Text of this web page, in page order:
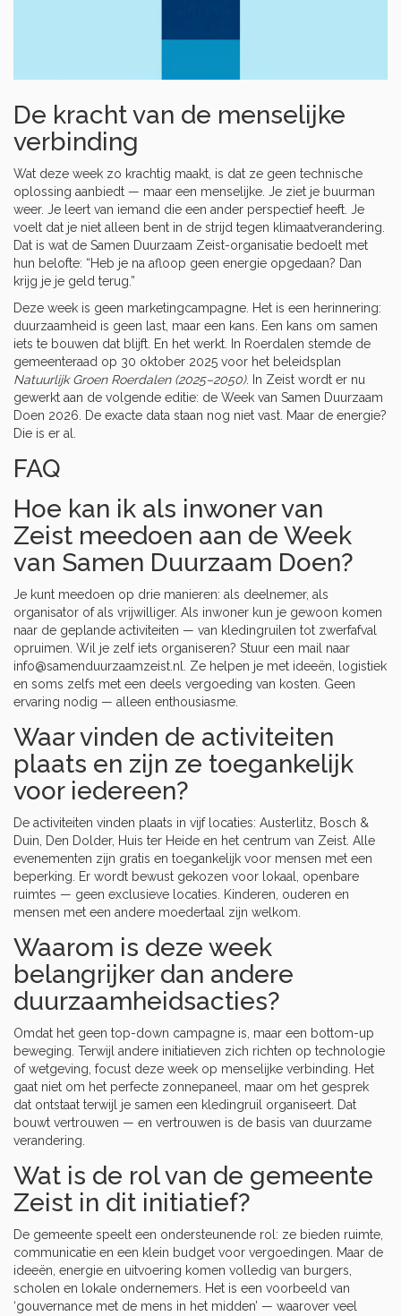
De kracht van de menselijke
verbinding
Wat deze week zo krachtig maakt, is dat ze geen technische
oplossing aanbiedt — maar een menselijke. Je ziet je buurman
weer. Je leert van iemand die een ander perspectief heeft. Je
voelt dat je niet alleen bent in de strijd tegen klimaatverandering.
Dat is wat de Samen Duurzaam Zeist-organisatie bedoelt met
hun belofte: “Heb je na afloop geen energie opgedaan? Dan
krijg je je geld terug.”
Deze week is geen marketingcampagne. Het is een herinnering:
duurzaamheid is geen last, maar een kans. Een kans om samen
iets te bouwen dat blijft. En het werkt. In Roerdalen stemde de
gemeenteraad op 30 oktober 2025 voor het beleidsplan
Natuurlijk Groen Roerdalen (2025–2050). In Zeist wordt er nu
gewerkt aan de volgende editie: de Week van Samen Duurzaam
Doen 2026. De exacte data staan nog niet vast. Maar de energie?
Die is er al.
FAQ
Hoe kan ik als inwoner van
Zeist meedoen aan de Week
van Samen Duurzaam Doen?
Je kunt meedoen op drie manieren: als deelnemer, als
organisator of als vrijwilliger. Als inwoner kun je gewoon komen
naar de geplande activiteiten — van kledingruilen tot zwerfafval
opruimen. Wil je zelf iets organiseren? Stuur een mail naar
info@samenduurzaamzeist.nl. Ze helpen je met ideeën, logistiek
en soms zelfs met een deels vergoeding van kosten. Geen
ervaring nodig — alleen enthousiasme.
Waar vinden de activiteiten
plaats en zijn ze toegankelijk
voor iedereen?
De activiteiten vinden plaats in vijf locaties: Austerlitz, Bosch &
Duin, Den Dolder, Huis ter Heide en het centrum van Zeist. Alle
evenementen zijn gratis en toegankelijk voor mensen met een
beperking. Er wordt bewust gekozen voor lokaal, openbare
ruimtes — geen exclusieve locaties. Kinderen, ouderen en
mensen met een andere moedertaal zijn welkom.
Waarom is deze week
belangrijker dan andere
duurzaamheidsacties?
Omdat het geen top-down campagne is, maar een bottom-up
beweging. Terwijl andere initiatieven zich richten op technologie
of wetgeving, focust deze week op menselijke verbinding. Het
gaat niet om het perfecte zonnepaneel, maar om het gesprek
dat ontstaat terwijl je samen een kledingruil organiseert. Dat
bouwt vertrouwen — en vertrouwen is de basis van duurzame
verandering.
Wat is de rol van de gemeente
Zeist in dit initiatief?
De gemeente speelt een ondersteunende rol: ze bieden ruimte,
communicatie en een klein budget voor vergoedingen. Maar de
ideeën, energie en uitvoering komen volledig van burgers,
scholen en lokale ondernemers. Het is een voorbeeld van
‘gouvernance met de mens in het midden’ — waarover veel